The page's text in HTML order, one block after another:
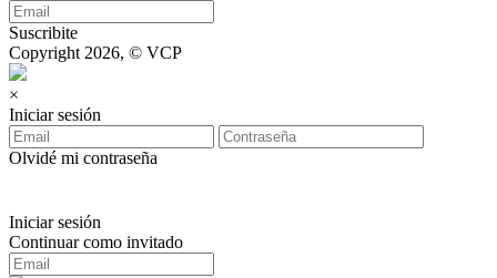
Suscribite
Copyright 2026, © VCP
×
Iniciar sesión
Olvidé mi contraseña
Iniciar sesión
Continuar como invitado